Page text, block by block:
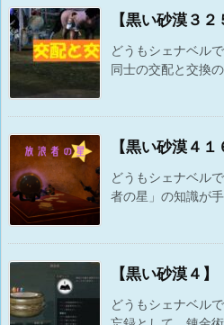
【黒い砂漠３
どうもシェナベル
同士の交配と交換
【黒い砂漠４
どうもシェナベル
者の星」の知識が
【黒い砂漠４
どうもシェナベル